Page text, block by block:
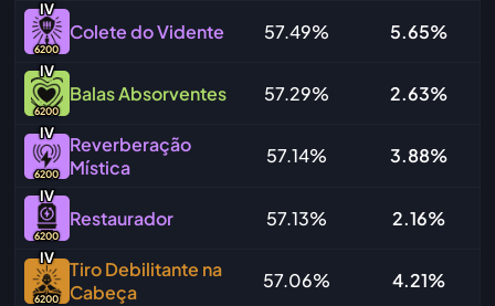
IV
6200
Colete do Vidente 57.49% 5.65%
IV
6200
Balas Absorventes 57.29% 2.63%
IV
6200
Reverberação
Mística
57.14% 3.88%
IV
6200
Restaurador 57.13% 2.16%
IV
6200
Tiro Debilitante na
Cabeça
57.06% 4.21%